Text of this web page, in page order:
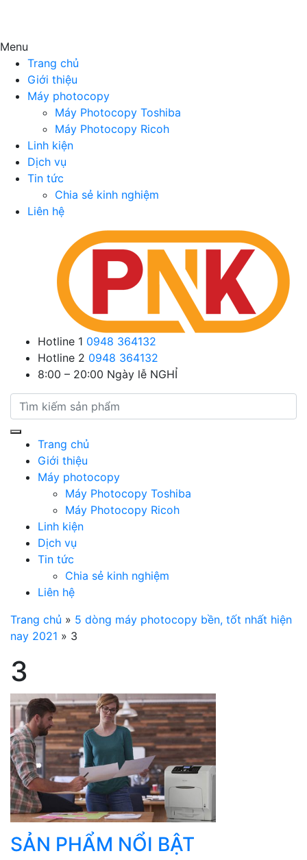
Menu
Trang chủ
Giới thiệu
Máy photocopy
Máy Photocopy Toshiba
Máy Photocopy Ricoh
Linh kiện
Dịch vụ
Tin tức
Chia sẻ kinh nghiệm
Liên hệ
Hotline 1 0948 364132
Hotline 2 0948 364132
8:00 – 20:00 Ngày lễ NGHỈ
Trang chủ
Giới thiệu
Máy photocopy
Máy Photocopy Toshiba
Máy Photocopy Ricoh
Linh kiện
Dịch vụ
Tin tức
Chia sẻ kinh nghiệm
Liên hệ
Trang chủ » 5 dòng máy photocopy bền, tốt nhất hiện
nay 2021 » 3
3
SẢN PHẨM NỔI BẬT